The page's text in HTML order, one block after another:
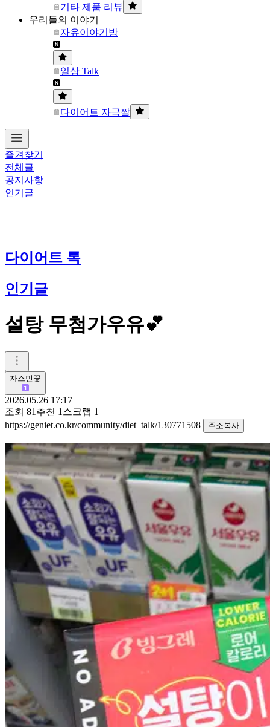
기타 제품 리뷰
우리들의 이야기
자유이야기방
일상 Talk
다이어트 자극짤
즐겨찾기
전체글
공지사항
인기글
다이어트 톡
인기글
설탕 무첨가우유💕
자스민꽃
2026.05.26 17:17
조회 81 추천 1 스크랩 1
https://geniet.co.kr/community/diet_talk/130771508
주소복사